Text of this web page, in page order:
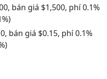
bán giá $1,500, phí 0.1%
bán giá $0.15, phí 0.1%